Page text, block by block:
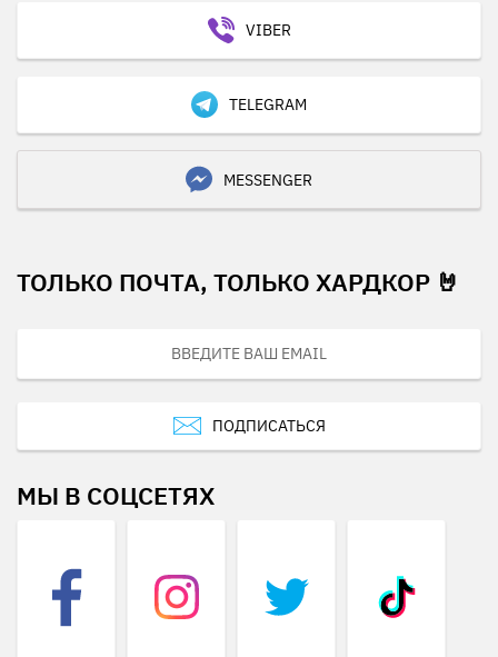
VIBER
TELEGRAM
MESSENGER
ТОЛЬКО ПОЧТА, ТОЛЬКО ХАРДКОР 🤘
ПОДПИСАТЬСЯ
МЫ В СОЦСЕТЯХ